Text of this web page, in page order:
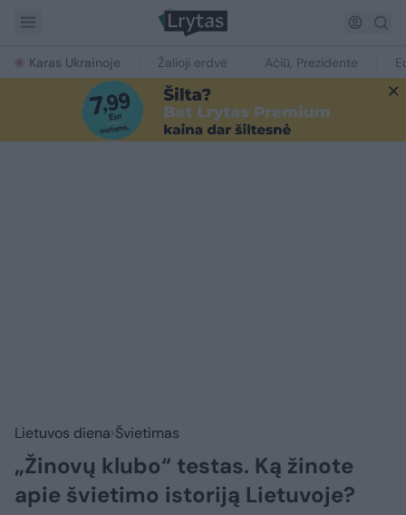
Karas Ukrainoje Žalioji erdvė Ačiū, Prezidente
Lietuvos diena Švietimas
„Žinovų klubo“ testas. Ką žinote
apie švietimo istoriją Lietuvoje?